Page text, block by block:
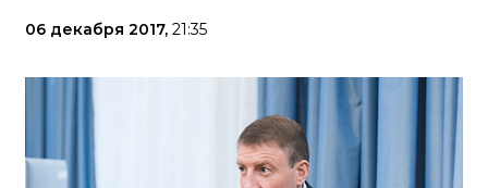
06 декабря 2017, 21:35